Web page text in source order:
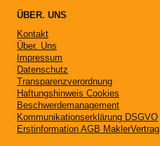
ÜBER. UNS
Kontakt
Über. Uns
Impressum
Datenschutz
Transparenzverordnung
Haftungshinweis Cookies
Beschwerdemanagement
Kommunikationserklärung DSGVO
Erstinformation AGB MaklerVertrag